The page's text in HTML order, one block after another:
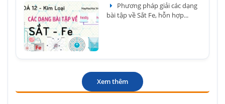
Phương pháp giải các dạng
bài tập về Sắt Fe, hỗn hợp...
Xem thêm